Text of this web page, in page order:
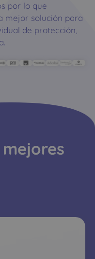
por lo que
mejor solución para
de protección,
mejores